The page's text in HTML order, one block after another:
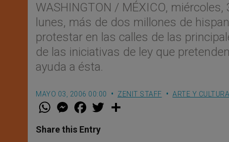
WASHINGTON / MÉXICO, miércoles,
lunes, más de dos millones de
protestar en las calles de las
de las iniciativas de ley que
ayuda a ésta.
MAYO 03, 2006 00:00 ZENIT STAFF ARTE Y CULTURA
W
t
s
M
e
s
e
F
a
e
b
w
Share this Entry